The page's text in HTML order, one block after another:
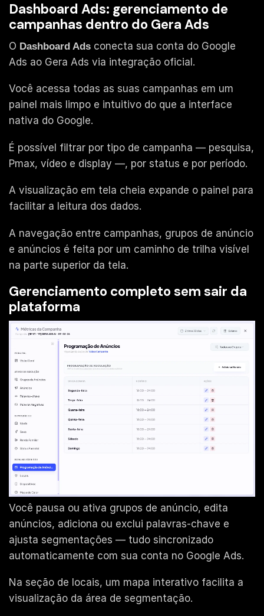
Dashboard Ads: gerenciamento de
campanhas dentro do Gera Ads
O Dashboard Ads conecta sua conta do Google
Ads ao Gera Ads via integração oficial.
Você acessa todas as suas campanhas em um
painel mais limpo e intuitivo do que a interface
nativa do Google.
É possível filtrar por tipo de campanha — pesquisa,
Pmax, vídeo e display —, por status e por período.
A visualização em tela cheia expande o painel para
facilitar a leitura dos dados.
A navegação entre campanhas, grupos de anúncio
e anúncios é feita por um caminho de trilha visível
na parte superior da tela.
Gerenciamento completo sem sair da
plataforma
Você pausa ou ativa grupos de anúncio, edita
anúncios, adiciona ou exclui palavras-chave e
ajusta segmentações — tudo sincronizado
automaticamente com sua conta no Google Ads.
Na seção de locais, um mapa interativo facilita a
visualização da área de segmentação.